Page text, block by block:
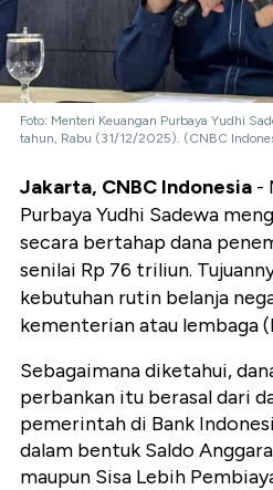
Foto: Menteri Keuangan Purbaya Yudhi
tahun, Rabu (31/12/2025). (CNBC
Jakarta, CNBC Indonesia -
Purbaya Yudhi Sadewa
secara bertahap dana
senilai Rp 76 triliun.
kebutuhan rutin belanja
kementerian atau lembaga
Sebagaimana diketahui,
perbankan itu berasal dari
pemerintah di Bank
dalam bentuk Saldo
maupun Sisa Lebih